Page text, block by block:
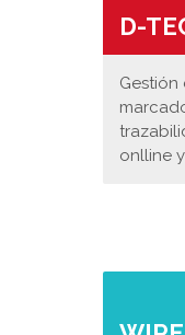
D-
onlline